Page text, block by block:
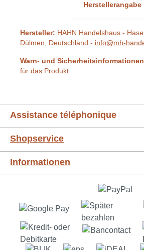
Herstellerangabe
Hersteller: HAHN Handelshaus -
Dülmen, Deutschland - info@mh-
Warn- und
für das Produkt
Assistance téléphonique
Shopservice
Informationen